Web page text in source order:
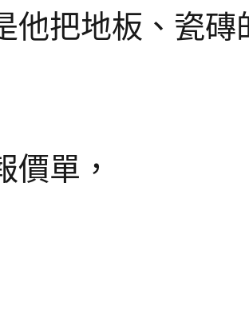
他把地板、瓷
價單，